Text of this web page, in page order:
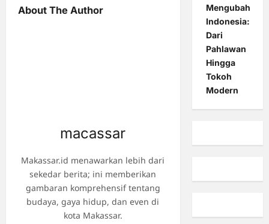
About The Author
macassar
Makassar.id menawarkan lebih dari
sekedar berita; ini memberikan
gambaran komprehensif tentang
budaya, gaya hidup, dan even di
kota Makassar.
Mengubah
Indonesia:
Dari
Pahlawan
Hingga
Tokoh
Modern